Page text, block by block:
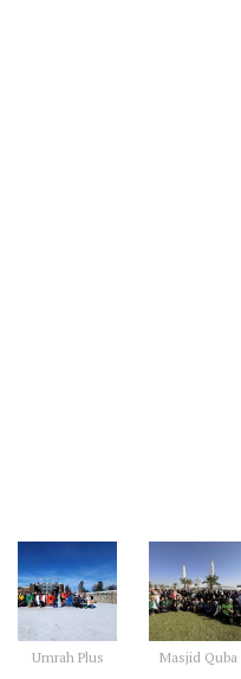
Umrah Plus
Masjid Quba